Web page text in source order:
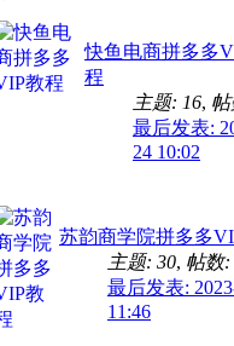
快鱼电商拼多多
程
主题: 16,
最后发表:
24 10:02
苏韵商学院拼多多
主题: 30, 帖数:
最后发表:
11:46